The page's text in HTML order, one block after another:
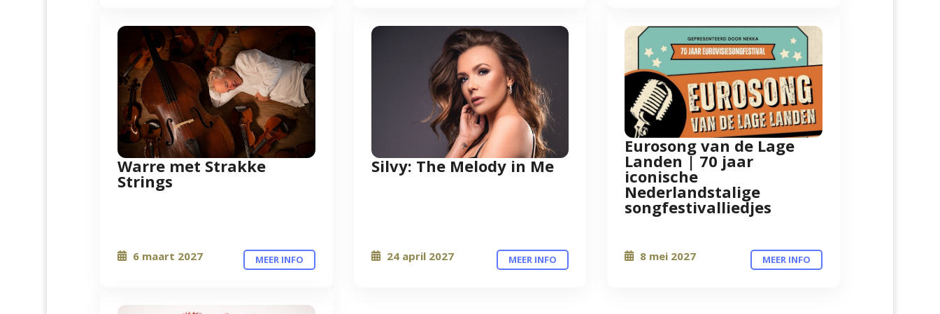
Warre met Strakke
Strings
6 maart 2027 MEER INFO
Silvy: The Melody in Me
24 april 2027 MEER INFO
Eurosong van de Lage
Landen | 70 jaar
iconische
Nederlandstalige
songfestivalliedjes
8 mei 2027 MEER INFO